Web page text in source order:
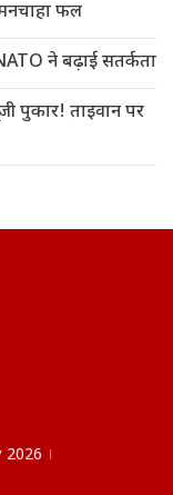
फल
ने बढ़ाई सतर्कता
पुकार! ताइवान पर